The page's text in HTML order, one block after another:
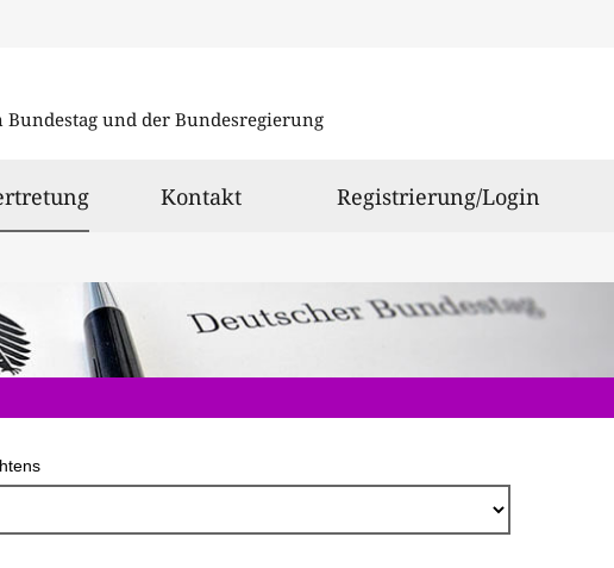
Bundestag und der Bundesregierung
ausgewählt
Kontakt Registrierung/Login